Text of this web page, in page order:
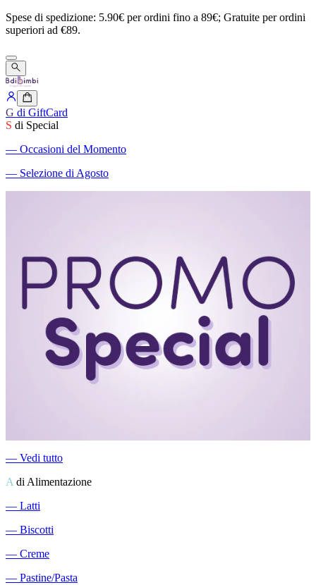
Spese di spedizione: 5.90€ perordini fino a 89€; Gratuite perordini
superiori ad €89.
G di GiftCard
S di Special
― Occasioni del Momento
― Selezione di Agosto
― Vedi tutto
A di Alimentazione
― Latti
― Biscotti
― Creme
― Pastine/Pasta